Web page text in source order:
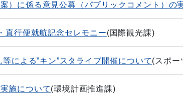
）に係る意見公募（パブリックコメント）の
直行便就航記念セレモニー(国際観光課)
による”キン”スタライブ開催について(スポー
施について(環境計画推進課)